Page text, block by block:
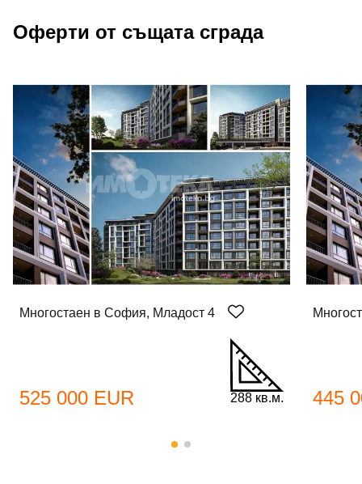
Оферти от същата сграда
Многостаен в София, Младост 4
525 000 EUR 288 кв.м. 445